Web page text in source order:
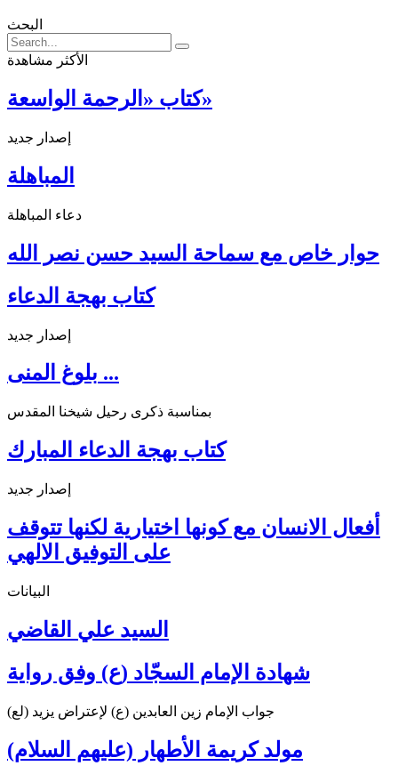
البحث
الأكثر مشاهدة
كتاب «الرحمة الواسعة»
إصدار جديد
المباهلة
دعاء المباهلة
حوار خاص مع سماحة السيد حسن نصر الله
كتاب بهجة الدعاء
إصدار جديد
بلوغ المنى ...
بمناسبة ذكرى رحيل شيخنا المقدس
كتاب بهجة الدعاء المبارك
إصدار جديد
أفعال الانسان مع كونها اختيارية لكنها تتوقف
على التوفيق الالهي
البيانات
السيد علي القاضي
شهادة الإمام السجّاد (ع) وفق رواية
جواب الإمام زين العابدين (ع) لإعتراض يزيد (لع)
مولد كريمة الأطهار (عليهم السلام)